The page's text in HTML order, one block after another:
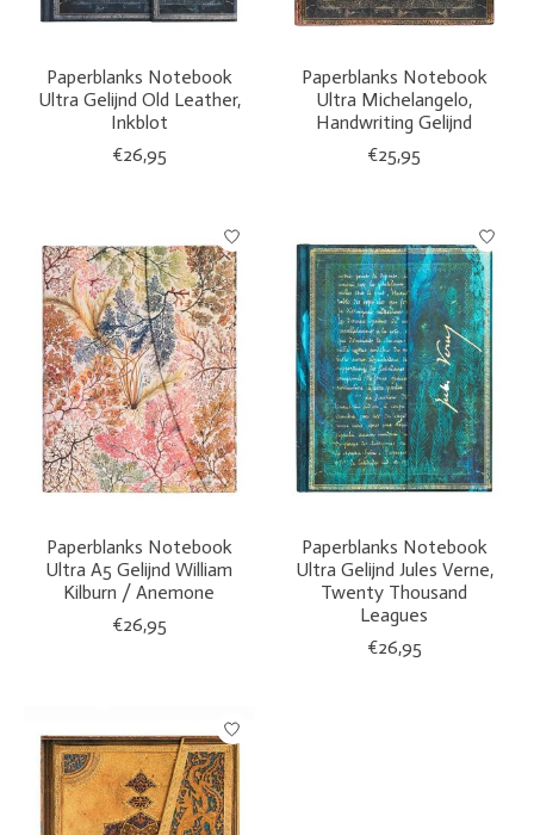
Paperblanks Notebook
Ultra Gelijnd Old Leather,
Inkblot
€26,95
Paperblanks Notebook
Ultra Michelangelo,
Handwriting Gelijnd
€25,95
Paperblanks Notebook
Ultra A5 Gelijnd William
Kilburn / Anemone
€26,95
Paperblanks Notebook
Ultra Gelijnd Jules Verne,
Twenty Thousand
Leagues
€26,95